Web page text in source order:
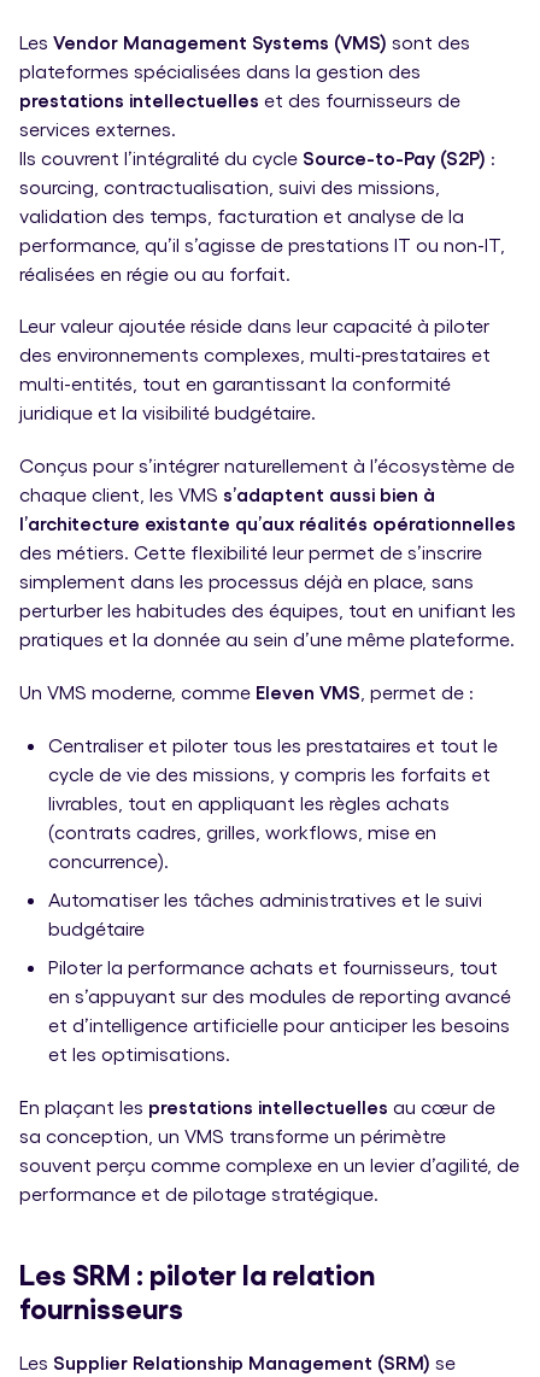
Les Vendor Management Systems (VMS) sont des
plateformes spécialisées dans la gestion des
prestations intellectuelles et des fournisseurs de
services externes.
Ils couvrent l’intégralité du cycle Source-to-Pay (S2P) :
sourcing, contractualisation, suivi des missions,
validation des temps, facturation et analyse de la
performance, qu’il s’agisse de prestations IT ou non-IT,
réalisées en régie ou au forfait.
Leur valeur ajoutée réside dans leur capacité à piloter
des environnements complexes, multi-prestataires et
multi-entités, tout en garantissant la conformité
juridique et la visibilité budgétaire.
Conçus pour s’intégrer naturellement à l’écosystème de
chaque client, les VMS s’adaptent aussi bien à
l’architecture existante qu’aux réalités opérationnelles
des métiers. Cette flexibilité leur permet de s’inscrire
simplement dans les processus déjà en place, sans
perturber les habitudes des équipes, tout en unifiant les
pratiques et la donnée au sein d’une même plateforme.
Un VMS moderne, comme Eleven VMS , permet de :
Centraliser et piloter tous les prestataires et tout le
cycle de vie des missions, y compris les forfaits et
livrables, tout en appliquant les règles achats
(contrats cadres, grilles, workflows, mise en
concurrence).
Automatiser les tâches administratives et le suivi
budgétaire
Piloter la performance achats et fournisseurs, tout
en s’appuyant sur des modules de reporting avancé
et d’intelligence artificielle pour anticiper les besoins
et les optimisations.
En plaçant les prestations intellectuelles au cœur de
sa conception, un VMS transforme un périmètre
souvent perçu comme complexe en un levier d’agilité, de
performance et de pilotage stratégique.
Les SRM : piloter la relation
fournisseurs
Les Supplier Relationship Management (SRM) se